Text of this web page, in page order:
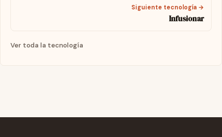
Siguiente tecnología →
Infusionar
Ver toda la tecnología